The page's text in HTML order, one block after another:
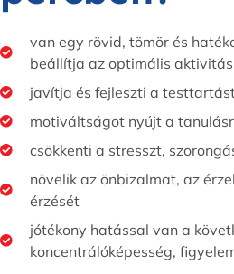
van egy rövid, tömör és
beállítja az optimális
javítja és fejleszti a
motiváltságot nyújt a
csökkenti a stresszt,
növelik az önbizalmat, az
érzését
jótékony hatással van a
koncentrálóképesség,